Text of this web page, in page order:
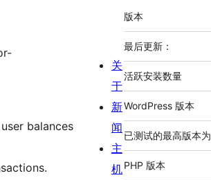
balances
额
外
信
息
版本
最后更新：
活跃安装数量
WordPress 版本
已测试的最高版本为
PHP 版本
关
于
新
闻
主
机